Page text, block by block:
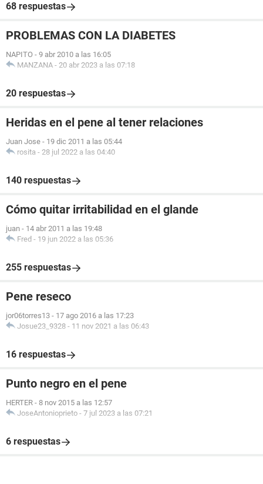
68 respuestas
PROBLEMAS CON LA DIABETES
NAPITO - 9 abr 2010 a las 16:05
MANZANA - 20 abr 2023 a las 07:18
20 respuestas
Heridas en el pene al tener relaciones
Juan Jose - 19 dic 2011 a las 05:44
rosita - 28 jul 2022 a las 04:40
140 respuestas
Cómo quitar irritabilidad en el glande
juan - 14 abr 2011 a las 19:48
Fred - 19 jun 2022 a las 05:36
255 respuestas
Pene reseco
jor06torres13 - 17 ago 2016 a las 17:23
Josue23_9328 - 11 nov 2021 a las 06:43
16 respuestas
Punto negro en el pene
HERTER - 8 nov 2015 a las 12:57
JoseAntonioprieto - 7 jul 2023 a las 07:21
6 respuestas